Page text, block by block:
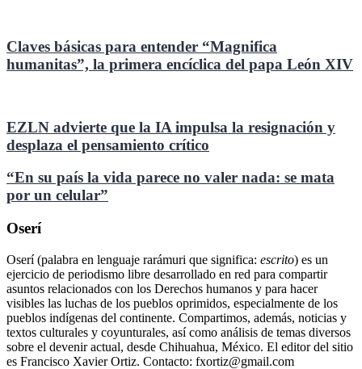
Claves básicas para entender “Magnifica
humanitas”, la primera encíclica del papa León XIV
EZLN advierte que la IA impulsa la resignación y
desplaza el pensamiento crítico
“En su país la vida parece no valer nada: se mata
por un celular”
Oserí
Oserí (palabra en lenguaje rarámuri que significa: escrito) es un
ejercicio de periodismo libre desarrollado en red para compartir
asuntos relacionados con los Derechos humanos y para hacer
visibles las luchas de los pueblos oprimidos, especialmente de los
pueblos indígenas del continente. Compartimos, además, noticias y
textos culturales y coyunturales, así como análisis de temas diversos
sobre el devenir actual, desde Chihuahua, México. El editor del sitio
es Francisco Xavier Ortiz. Contacto: fxortiz@gmail.com